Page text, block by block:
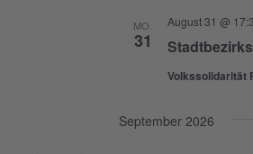
MO.
31
August 31 @
Volkssolidarität
September 2026